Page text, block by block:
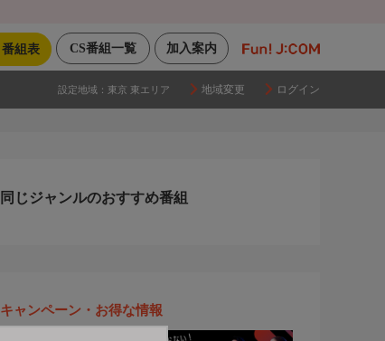
加入案内
CS番組一覧
番組表
設定地域： 東京 東エリア 地域変更 ログイン
同じジャンルのおすすめ番組
キャンペーン・お得な情報